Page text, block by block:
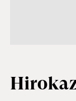
Scolaire